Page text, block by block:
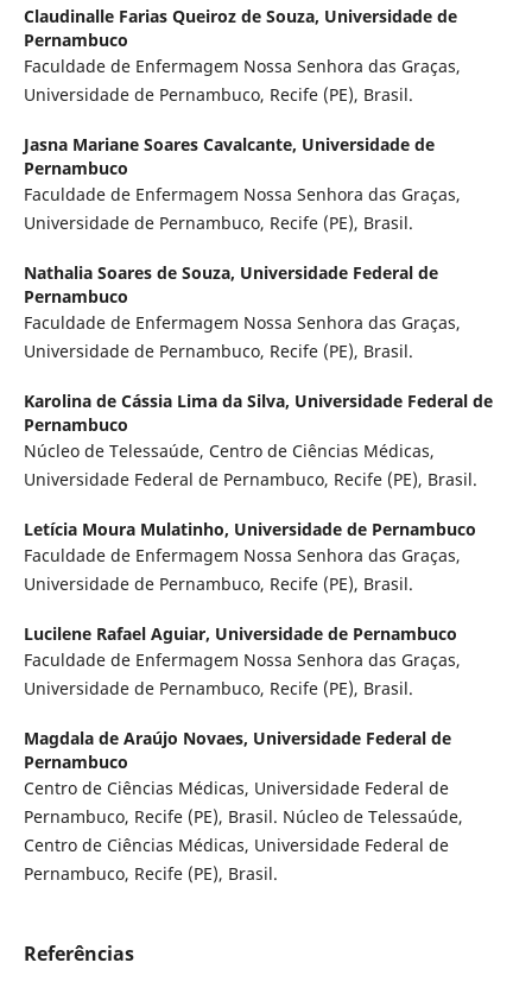
Claudinalle Farias Queiroz de Souza, Universidade de
Pernambuco
Faculdade de Enfermagem Nossa Senhora das Graças,
Universidade de Pernambuco, Recife (PE), Brasil.
Jasna Mariane Soares Cavalcante, Universidade de
Pernambuco
Faculdade de Enfermagem Nossa Senhora das Graças,
Universidade de Pernambuco, Recife (PE), Brasil.
Nathalia Soares de Souza, Universidade Federal de
Pernambuco
Faculdade de Enfermagem Nossa Senhora das Graças,
Universidade de Pernambuco, Recife (PE), Brasil.
Karolina de Cássia Lima da Silva, Universidade Federal de
Pernambuco
Núcleo de Telessaúde, Centro de Ciências Médicas,
Universidade Federal de Pernambuco, Recife (PE), Brasil.
Letícia Moura Mulatinho, Universidade de Pernambuco
Faculdade de Enfermagem Nossa Senhora das Graças,
Universidade de Pernambuco, Recife (PE), Brasil.
Lucilene Rafael Aguiar, Universidade de Pernambuco
Faculdade de Enfermagem Nossa Senhora das Graças,
Universidade de Pernambuco, Recife (PE), Brasil.
Magdala de Araújo Novaes, Universidade Federal de
Pernambuco
Centro de Ciências Médicas, Universidade Federal de
Pernambuco, Recife (PE), Brasil. Núcleo de Telessaúde,
Centro de Ciências Médicas, Universidade Federal de
Pernambuco, Recife (PE), Brasil.
Referências